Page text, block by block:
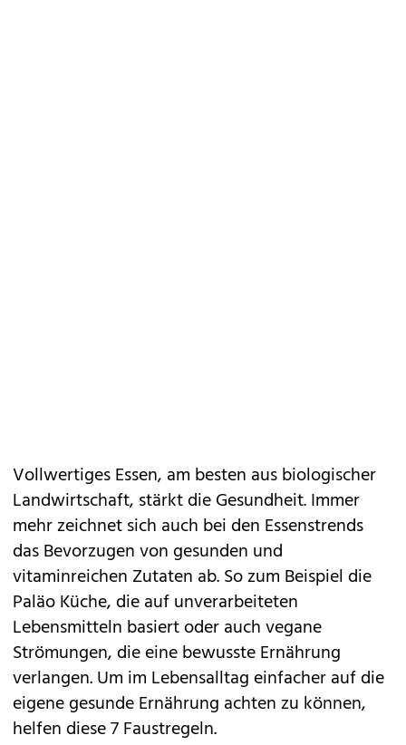
Vollwertiges Essen, am besten aus biologischer
Landwirtschaft, stärkt die Gesundheit. Immer
mehr zeichnet sich auch bei den Essenstrends
das Bevorzugen von gesunden und
vitaminreichen Zutaten ab. So zum Beispiel die
Paläo Küche, die auf unverarbeiteten
Lebensmitteln basiert oder auch vegane
Strömungen, die eine bewusste Ernährung
verlangen. Um im Lebensalltag einfacher auf die
eigene gesunde Ernährung achten zu können,
helfen diese 7 Faustregeln.